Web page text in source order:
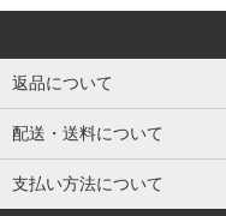
返品について
配送・送料について
支払い方法について